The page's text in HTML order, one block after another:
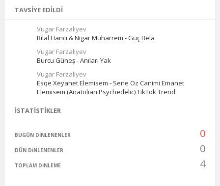
TAVSIYE EDILDI
Vugar Farzaliyev
Bilal Hancı & Nigar Muharrem - Güç Bela
Vugar Farzaliyev
Burcu Güneş - Anıları Yak
Vugar Farzaliyev
Esqe Xeyanet Elemisem - Sene Oz Canimi Emanet
Elemisem (Anatolian Psychedelic) TikTok Trend
İSTATISTIKLER
BUGÜN DINLENENLER 0
DÜN DINLENENLER 0
TOPLAM DINLEME 4